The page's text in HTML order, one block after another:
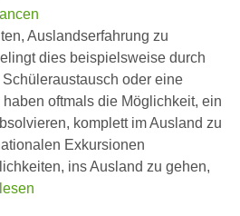
Auslandserfahrung zu
dies beispielsweise durch
oder eine
oftmals die Möglichkeit, ein
komplett im Ausland zu
Exkursionen
ins Ausland zu gehen,